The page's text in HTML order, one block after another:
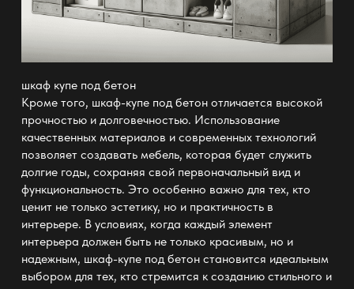
шкаф купе под бетон
Кроме того, шкаф-купе под бетон отличается высокой
прочностью и долговечностью. Использование
качественных материалов и современных технологий
позволяет создавать мебель, которая будет служить
долгие годы, сохраняя свой первоначальный вид и
функциональность. Это особенно важно для тех, кто
ценит не только эстетику, но и практичность в
интерьере. В условиях, когда каждый элемент
интерьера должен быть не только красивым, но и
надежным, шкаф-купе под бетон становится идеальным
выбором для тех, кто стремится к созданию стильного и